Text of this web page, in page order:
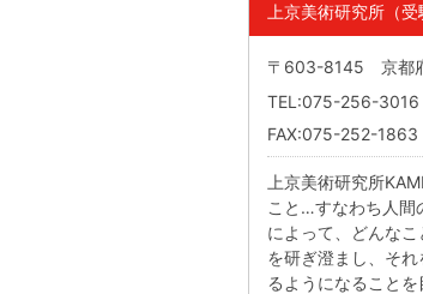
上京美術研究所（受
〒603-8145 京都
TEL:075-256-3016
FAX:075-252-1863
上京美術研究所
こと…すなわち人間
によって、どんな
を研ぎ澄まし、そ
るようになることを